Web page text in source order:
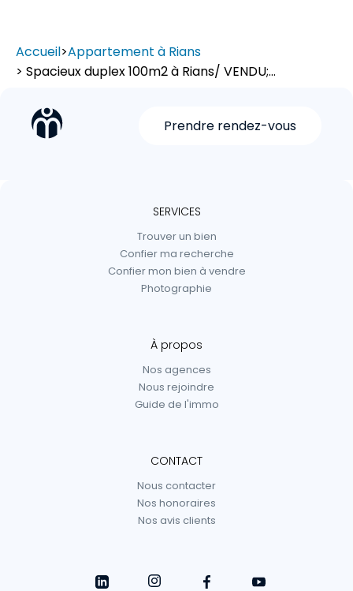
Accueil>Appartement à Rians
> Spacieux duplex 100m2 à Rians/ VENDU;...
Prendre rendez-vous
SERVICES
Trouver un bien
Confier ma recherche
Confier mon bien à vendre
Photographie
À propos
Nos agences
Nous rejoindre
Guide de l'immo
CONTACT
Nous contacter
Nos honoraires
Nos avis clients